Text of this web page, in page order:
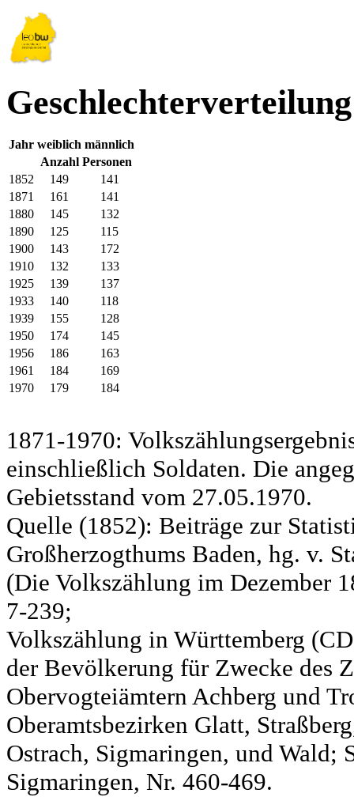
Jahr weiblich männlich
Anzahl Personen
1852
149
141
1871
161
141
1880
145
132
1890
125
115
1900
143
172
1910
132
133
1925
139
137
1933
140
118
1939
155
128
1950
174
145
1956
186
163
1961
184
169
1970
179 184
1871-1970:
einschließlich Soldaten. Die
Gebietsstand vom 27.05.1970.
Quelle (1852): Beiträge zur
Großherzogthums Baden, hg. v.
(Die Volkszählung im Dezember
7-239;
Volkszählung in Württemberg
der Bevölkerung für Zwecke des
Obervogteiämtern Achberg und
Oberamtsbezirken Glatt,
Ostrach, Sigmaringen, und Wald;
Sigmaringen, Nr. 460-469.